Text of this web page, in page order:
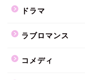
ドラマ
ラブロマンス
コメディ